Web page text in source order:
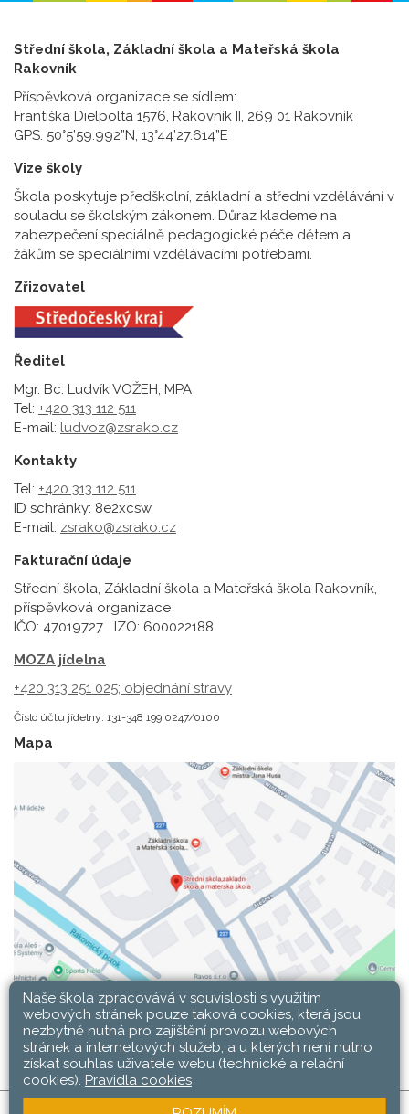
Střední škola, Základní škola a Mateřská škola
Rakovník
Příspěvková organizace se sídlem:
Františka Dielpolta 1576, Rakovník II, 269 01 Rakovník
GPS: 50°5’59.992”N, 13°44’27.614”E
Vize školy
Škola poskytuje předškolní, základní a střední vzdělávání v
souladu se školským zákonem. Důraz klademe na
zabezpečení speciálně pedagogické péče dětem a
žákům se speciálními vzdělávacími potřebami.
Zřizovatel
Ředitel
Mgr. Bc. Ludvík VOŽEH, MPA
Tel: +420 313 112 511
E-mail: ludvoz@zsrako.cz
Kontakty
Tel: +420 313 112 511
ID schránky: 8e2xcsw
E-mail: zsrako@zsrako.cz
Fakturační údaje
Střední škola, Základní škola a Mateřská škola Rakovník,
příspěvková organizace
IČO: 47019727 IZO: 600022188
MOZA jídelna
+420 313 251 025; objednání stravy
Číslo účtu jídelny: 131-348 199 0247/0100
Mapa
Naše škola zpracovává v souvislosti s využitím
webových stránek pouze taková cookies, která jsou
nezbytně nutná pro zajištění provozu webových
stránek a internetových služeb, a u kterých není nutno
získat souhlas uživatele webu (technické a relační
cookies). Pravidla cookies